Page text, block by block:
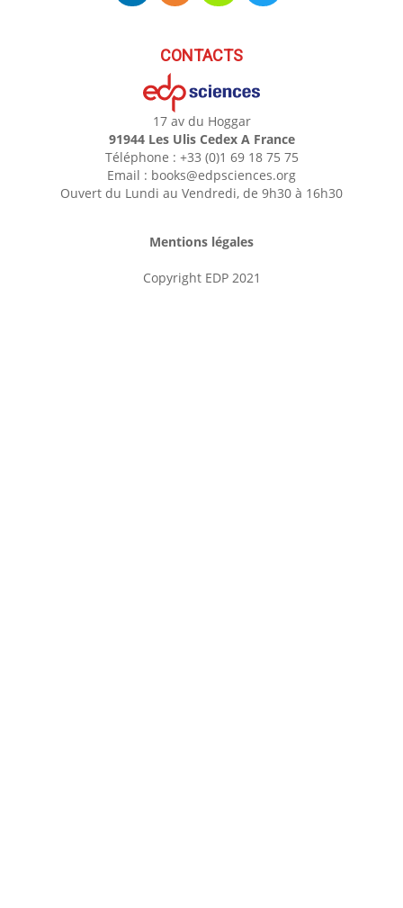
CONTACTS
17 av du Hoggar
91944 Les Ulis Cedex A France
Téléphone : +33 (0)1 69 18 75 75
Email : books@edpsciences.org
Ouvert du Lundi au Vendredi, de 9h30 à 16h30
Mentions légales
Copyright EDP 2021